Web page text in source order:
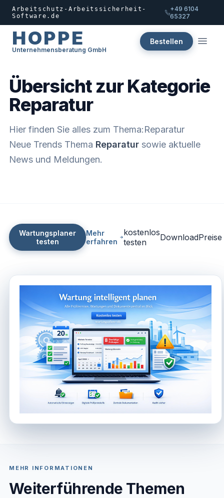
Arbeitschutz-Arbeitssicherheit-
Software.de
+49 6104
65327
HOPPE
Unternehmensberatung GmbH
Bestellen
Übersicht zur Kategorie
Reparatur
Hier finden Sie alles zum Thema:Reparatur
Neue Trends Thema Reparatur sowie aktuelle
News und Meldungen.
Wartungsplaner
testen
Mehr
erfahren
kostenlos
testen
DownloadPreise
MEHR INFORMATIONEN
Weiterführende Themen